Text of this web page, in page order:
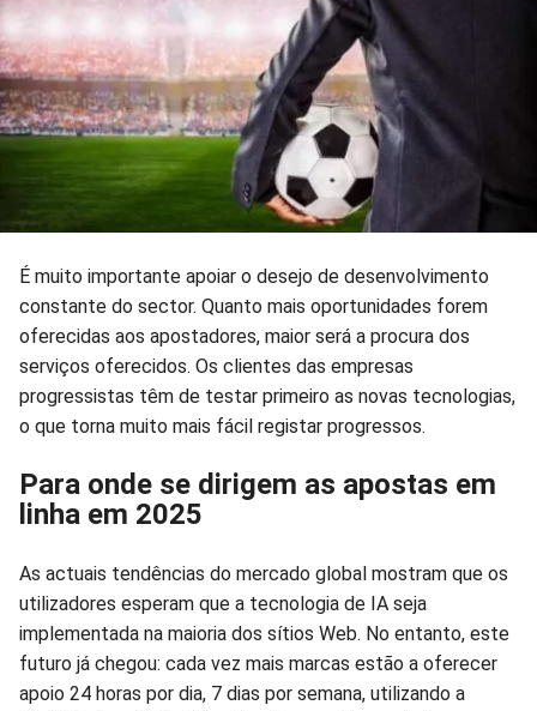
É muito importante apoiar o desejo de desenvolvimento
constante do sector. Quanto mais oportunidades forem
oferecidas aos apostadores, maior será a procura dos
serviços oferecidos. Os clientes das empresas
progressistas têm de testar primeiro as novas tecnologias,
o que torna muito mais fácil registar progressos.
Para onde se dirigem as apostas em
linha em 2025
As actuais tendências do mercado global mostram que os
utilizadores esperam que a tecnologia de IA seja
implementada na maioria dos sítios Web. No entanto, este
futuro já chegou: cada vez mais marcas estão a oferecer
apoio 24 horas por dia, 7 dias por semana, utilizando a